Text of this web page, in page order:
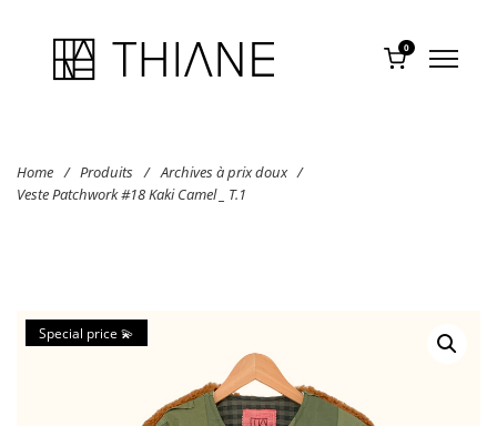
0
Home / Produits / Archives à prix doux /
Veste Patchwork #18 Kaki Camel _ T.1
Special price 💫